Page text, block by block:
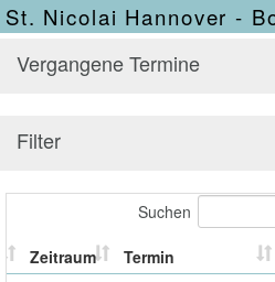
St. Nicolai Hannover -
Vergangene Termine
Filter
Suchen
Zeitraum Termin